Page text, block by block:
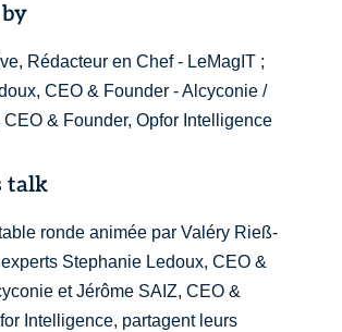
Rédacteur en Chef - LeMagIT ;
CEO & Founder - Alcyconie /
& Founder, Opfor Intelligence
talk
ronde animée par Valéry Rieß-
Stephanie Ledoux, CEO &
et Jérôme SAIZ, CEO &
Intelligence, partagent leurs